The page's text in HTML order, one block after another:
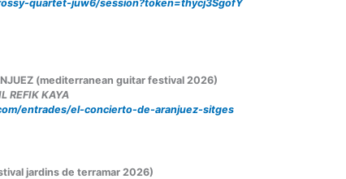
quartet-juw6/session?token=thycj3SgofY
(mediterranean guitar festival 2026)
REFIK KAYA
entrades/el-concierto-de-aranjuez-sitges
jardins de terramar 2026)